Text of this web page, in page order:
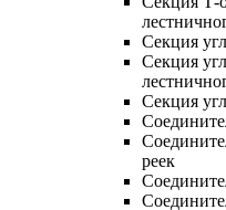
Секция
Секция
Секция
реек